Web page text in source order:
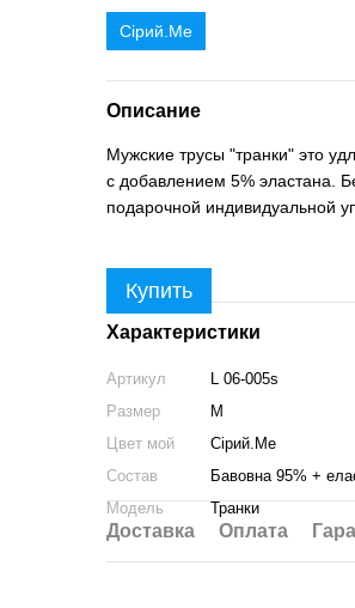
Сірий.Ме
Описание
Мужские трусы "транки" это
с добавлением 5% эластана.
подарочной индивидуальной
Купить
Характеристики
Артикул
L 06-005s
Размер
M
Цвет мой
Сірий.Ме
Состав
Бавовна 95% +
Модель
Транки
Доставка Оплата